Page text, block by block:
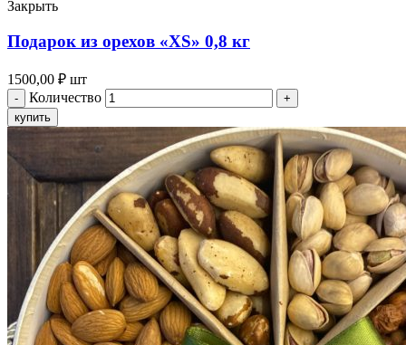
Закрыть
Подарок из орехов «XS» 0,8 кг
1500,00 ₽ шт
Количество
купить